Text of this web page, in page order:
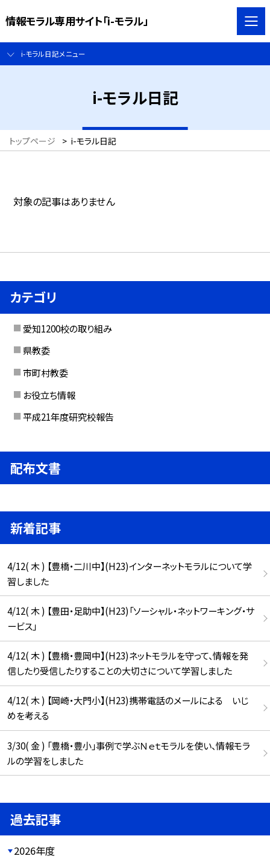
情報モラル専用サイト「i-モラル」
i-モラル日記メニュー
i-モラル日記
トップページ > i-モラル日記
対象の記事はありません
カテゴリ
愛知1200校の取り組み
県教委
市町村教委
お役立ち情報
平成21年度研究校報告
配布文書
新着記事
4/12( 木 ) 【豊橋・二川中】(H23)インターネットモラルについて学
習しました
4/12( 木 ) 【豊田・足助中】(H23)「ソーシャル・ネットワーキング・サ
ービス」
4/12( 木 ) 【豊橋・豊岡中】(H23)ネットモラルを守って、情報を発
信したり受信したりすることの大切さについて学習しました
4/12( 木 ) 【岡崎・大門小】(H23)携帯電話のメールによる いじ
めを考える
3/30( 金 ) 「豊橋・豊小」事例で学ぶＮｅｔモラルを使い、情報モラ
ルの学習をしました
過去記事
2026年度